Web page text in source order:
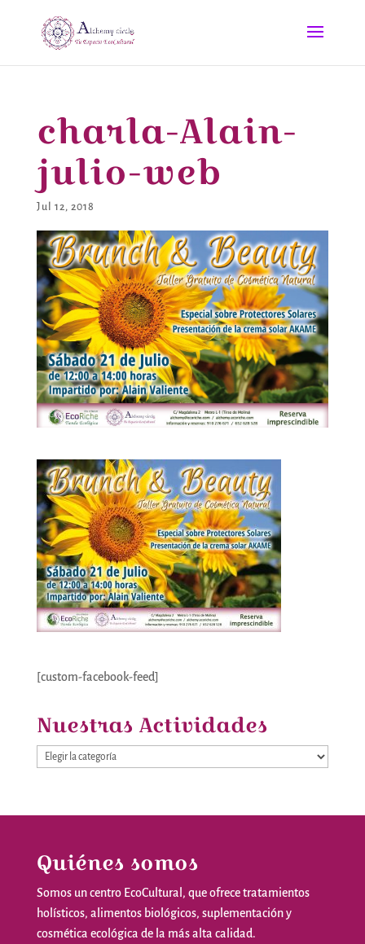
charla-Alain-
julio-web
Jul 12, 2018
[custom-facebook-feed]
Nuestras Actividades
Nuestras
Quiénes somos
Somosuncentro EcoCultural , que ofrece tratamientos
holísticos, alimentos biológicos, suplementacióny
cosmética ecológica de la más alta calidad.